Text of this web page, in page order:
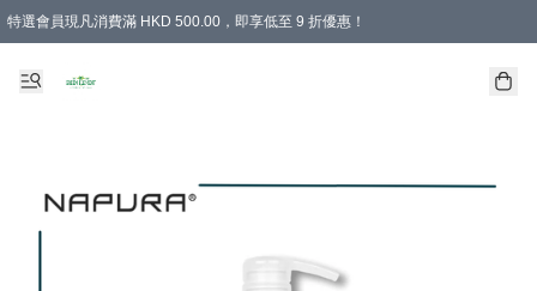
特選會員現凡消費滿 HKD 500.00，即享低至 9 折優惠！